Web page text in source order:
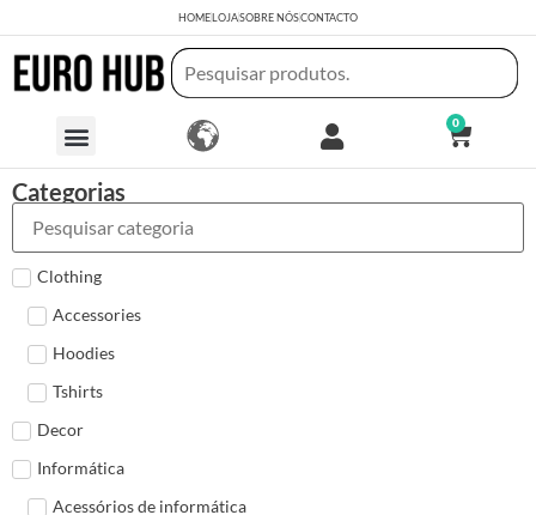
HOMELOJASOBRE NÓSCONTACTO
0
Categorias
Clothing
Accessories
Hoodies
Tshirts
Decor
Informática
Acessórios de informática